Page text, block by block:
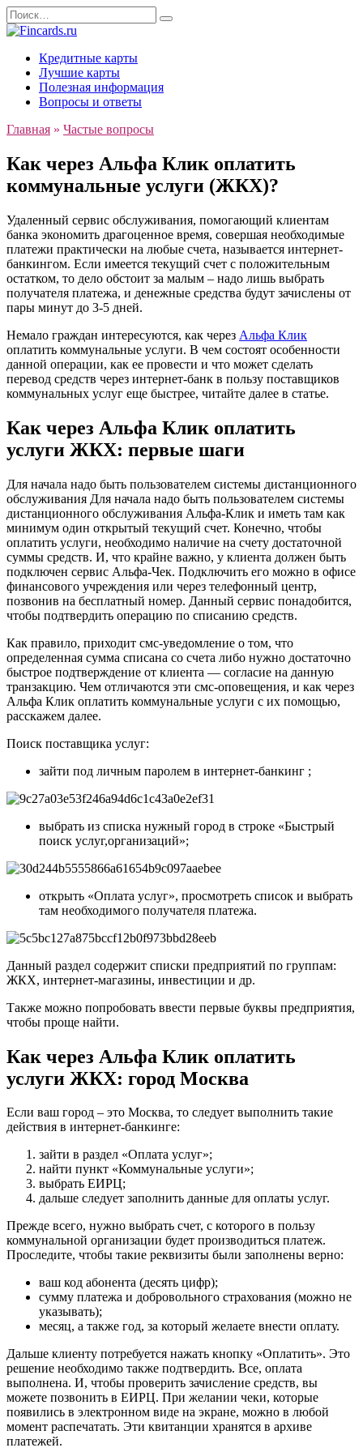
Перейти
к
Search
for:
Кредитные карты
Лучшие карты
Полезная информация
Вопросы и ответы
Главная » Частые вопросы
Как через Альфа Клик оплатить
коммунальные услуги (ЖКХ)?
Удаленный сервис обслуживания, помогающий клиентам
банка экономить драгоценное время, совершая необходимые
платежи практически на любые счета, называется интернет-
банкингом. Если имеется текущий счет с положительным
остатком, то дело обстоит за малым – надо лишь выбрать
получателя платежа, и денежные средства будут зачислены от
пары минут до 3-5 дней.
Немало граждан интересуются, как через Альфа Клик
оплатить коммунальные услуги. В чем состоят особенности
данной операции, как ее провести и что может сделать
перевод средств через интернет-банк в пользу поставщиков
коммунальных услуг еще быстрее, читайте далее в статье.
Как через Альфа Клик оплатить
услуги ЖКХ: первые шаги
Для начала надо быть пользователем системы дистанционного
обслуживания Для начала надо быть пользователем системы
дистанционного обслуживания Альфа-Клик и иметь там как
минимум один открытый текущий счет. Конечно, чтобы
оплатить услуги, необходимо наличие на счету достаточной
суммы средств. И, что крайне важно, у клиента должен быть
подключен сервис Альфа-Чек. Подключить его можно в офисе
финансового учреждения или через телефонный центр,
позвонив на бесплатный номер. Данный сервис понадобится,
чтобы подтвердить операцию по списанию средств.
Как правило, приходит смс-уведомление о том, что
определенная сумма списана со счета либо нужно достаточно
быстрое подтверждение от клиента — согласие на данную
транзакцию. Чем отличаются эти смс-оповещения, и как через
Альфа Клик оплатить коммунальные услуги с их помощью,
расскажем далее.
Поиск поставщика услуг:
зайти под личным паролем в интернет-банкинг ;
выбрать из списка нужный город в строке «Быстрый
поиск услуг,организаций»;
открыть «Оплата услуг», просмотреть список и выбрать
там необходимого получателя платежа.
Данный раздел содержит списки предприятий по группам:
ЖКХ, интернет-магазины, инвестиции и др.
Также можно попробовать ввести первые буквы предприятия,
чтобы проще найти.
Как через Альфа Клик оплатить
услуги ЖКХ: город Москва
Если ваш город – это Москва, то следует выполнить такие
действия в интернет-банкинге:
зайти в раздел «Оплата услуг»;
найти пункт «Коммунальные услуги»;
выбрать ЕИРЦ;
дальше следует заполнить данные для оплаты услуг.
Прежде всего, нужно выбрать счет, с которого в пользу
коммунальной организации будет производиться платеж.
Проследите, чтобы такие реквизиты были заполнены верно:
ваш код абонента (десять цифр);
сумму платежа и добровольного страхования (можно не
указывать);
месяц, а также год, за который желаете внести оплату.
Дальше клиенту потребуется нажать кнопку «Оплатить». Это
решение необходимо также подтвердить. Все, оплата
выполнена. И, чтобы проверить зачисление средств, вы
можете позвонить в ЕИРЦ. При желании чеки, которые
появились в электронном виде на экране, можно в любой
момент распечатать. Эти квитанции хранятся в архиве
платежей.